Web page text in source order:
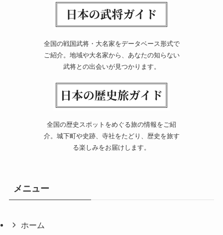
全国の戦国武将・大名家をデータベース形式で
ご紹介。地域や大名家から、あなたの知らない
武将との出会いが見つかります。
全国の歴史スポットをめぐる旅の情報をご紹
介。城下町や史跡、寺社をたどり、歴史を旅す
る楽しみをお届けします。
メニュー
ホーム